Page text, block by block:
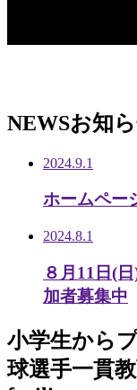
NEWSお知
2024.9.1
ホームペー
2024.8.1
８月11日(
加者募集中
小学生から
球選手一貫